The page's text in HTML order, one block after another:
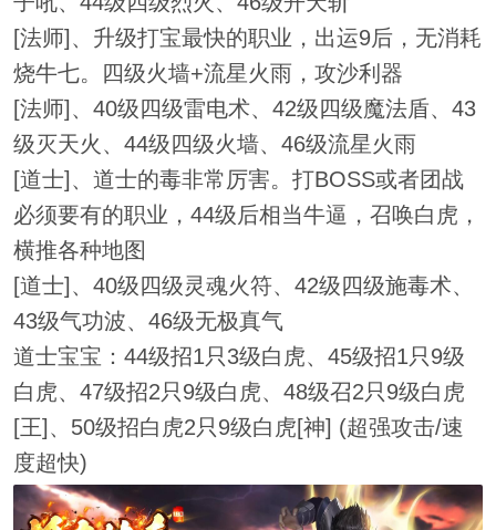
[法师]、升级打宝最快的职业，出运9后，无消耗
烧牛七。四级火墙+流星火雨，攻沙利器
[法师]、40级四级雷电术、42级四级魔法盾、43
级灭天火、44级四级火墙、46级流星火雨
[道士]、道士的毒非常厉害。打BOSS或者团战
必须要有的职业，44级后相当牛逼，召唤白虎，
横推各种地图
[道士]、40级四级灵魂火符、42级四级施毒术、
43级气功波、46级无极真气
道士宝宝：44级招1只3级白虎、45级招1只9级
白虎、47级招2只9级白虎、48级召2只9级白虎
[王]、50级招白虎2只9级白虎[神] (超强攻击/速
度超快)